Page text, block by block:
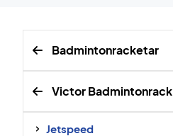
Badmintonracketar
Victor Badmintonrack
Jetspeed